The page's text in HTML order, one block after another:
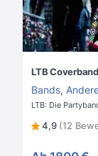
LTB Coverband
Bands,
LTB: Die
4,9 (12